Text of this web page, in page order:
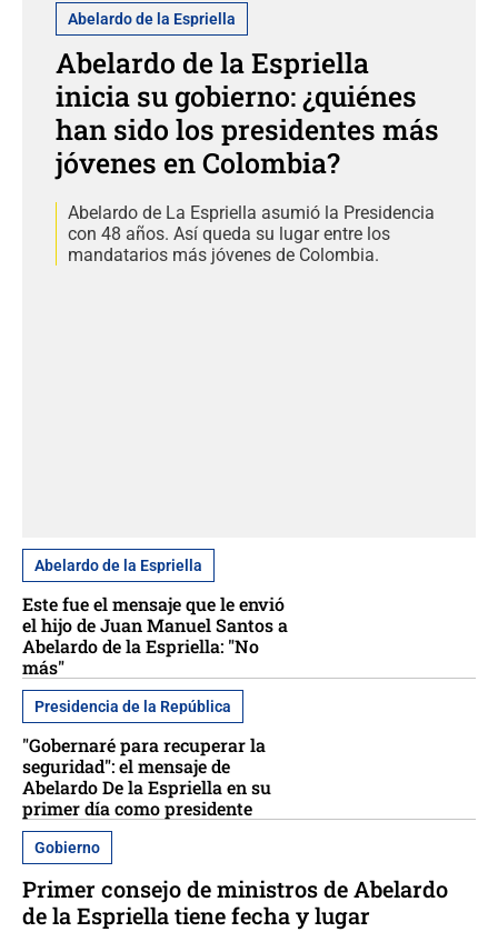
Abelardo de la Espriella
Abelardo de la Espriella
inicia su gobierno: ¿quiénes
han sido los presidentes más
jóvenes en Colombia?
Abelardo de La Espriella asumió la Presidencia
con 48 años. Así queda su lugar entre los
mandatarios más jóvenes de Colombia.
Abelardo de la Espriella
Este fue el mensaje que le envió
el hijo de Juan Manuel Santos a
Abelardo de la Espriella: "No
más"
Presidencia de la República
"Gobernaré para recuperar la
seguridad": el mensaje de
Abelardo De la Espriella en su
primer día como presidente
Gobierno
Primer consejo de ministros de Abelardo
de la Espriella tiene fecha y lugar